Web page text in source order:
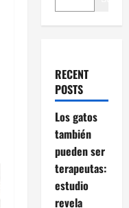
RECENT
POSTS
Los gatos
también
pueden ser
terapeutas:
estudio
revela